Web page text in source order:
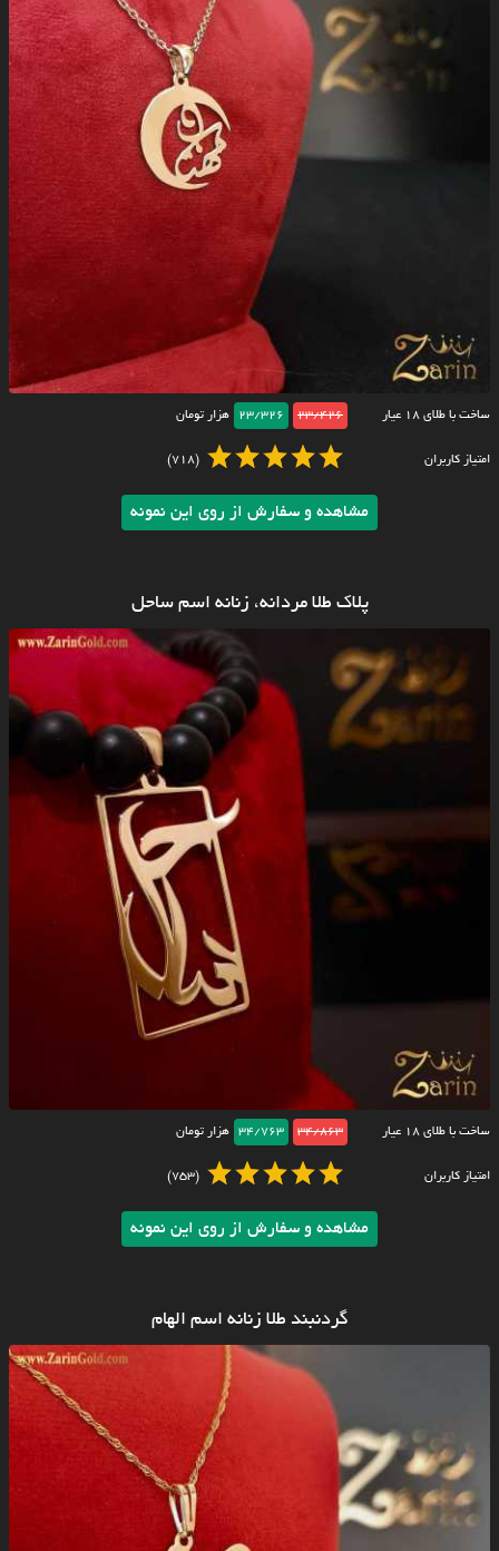
ساخت با طلای ۱۸ عیار 23/426
23/326 هزار تومان
امتیاز کاربران (718)
مشاهده و سفارش از روی این نمونه
پلاک طلا مردانه، زنانه اسم ساحل
ساخت با طلای ۱۸ عیار 34/863
34/763 هزار تومان
امتیاز کاربران (753)
مشاهده و سفارش از روی این نمونه
گردنبند طلا زنانه اسم الهام